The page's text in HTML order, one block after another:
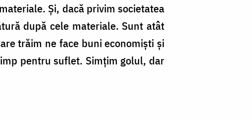
Și, dacă privim societatea
după cele materiale. Sunt atât
trăim ne face buni economiști și
pentru suflet. Simțim golul, dar